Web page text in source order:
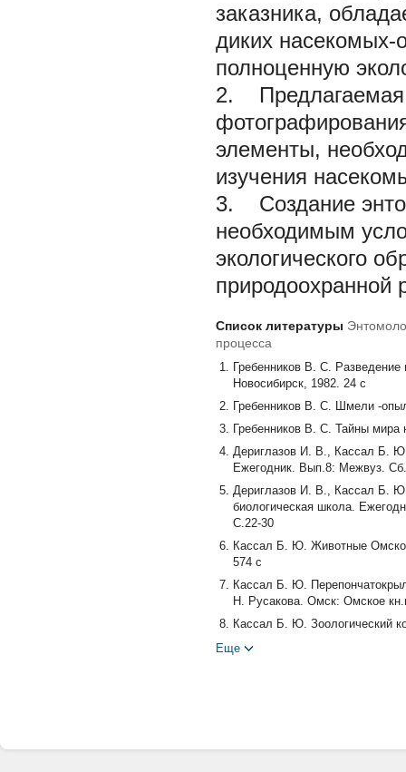
заказника,
диких
полноценную
2. Предлагаемая
элементы,
изучения
3. Создание
необходимым
экологического
природоохранной
Список литературы
процесса
Гребенников В. С.
Новосибирск, 1982. 24 с
Гребенников В. С. Шмели -
Гребенников B. C. Тайны
Дериглазов И. В., Кассал Б. Ю.
Ежегодник. Вып.8: Межвуз.
Дериглазов И. В., Кассал Б.
биологическая школа.
С.22-30
Кассал Б. Ю. Животные
574 с
Кассал Б. Ю.
Н. Русакова. Омск: Омское
Кассал Б. Ю. Зоологический
110
6: Межвуз.сб.науч.тр./под
Еще